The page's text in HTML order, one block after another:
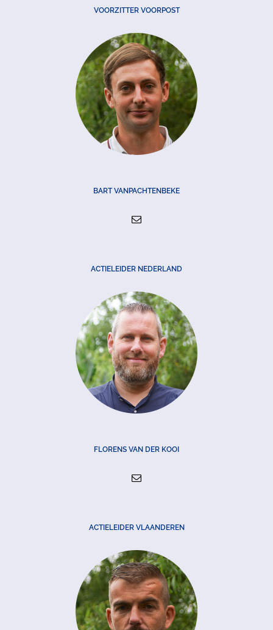
VOORZITTER VOORPOST
BART VANPACHTENBEKE
ACTIELEIDER NEDERLAND
FLORENS VAN DER KOOI
ACTIELEIDER VLAANDEREN